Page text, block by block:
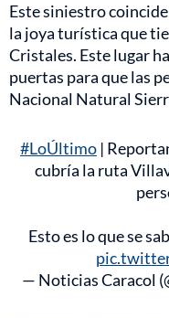
Este siniestro
la joya turística que
Cristales. Este lugar
puertas para que las
Nacional Natural
#LoÚltimo |
cubría la ruta
Esto es lo que se
— Noticias Caracol